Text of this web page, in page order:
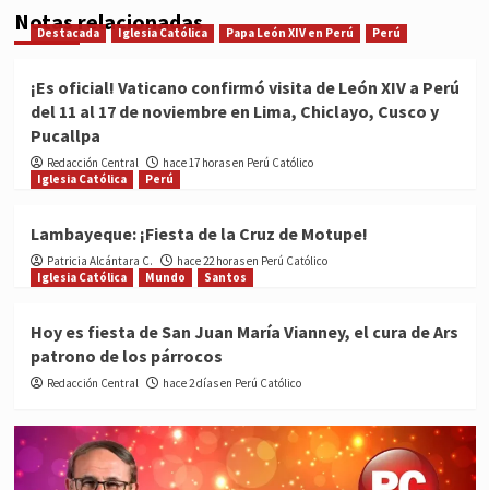
Notas relacionadas
Destacada Iglesia Católica Papa León XIV en Perú Perú
¡Es oficial! Vaticano confirmó visita de León XIV a Perú
del 11 al 17 de noviembre en Lima, Chiclayo, Cusco y
Pucallpa
Redacción Central
hace 17 horas en Perú Católico
Iglesia Católica
Perú
Lambayeque: ¡Fiesta de la Cruz de Motupe!
Patricia Alcántara C.
hace 22 horas en Perú Católico
Iglesia Católica
Mundo Santos
Hoy es fiesta de San Juan María Vianney, el cura de Ars
patrono de los párrocos
Redacción Central hace 2 días en Perú Católico